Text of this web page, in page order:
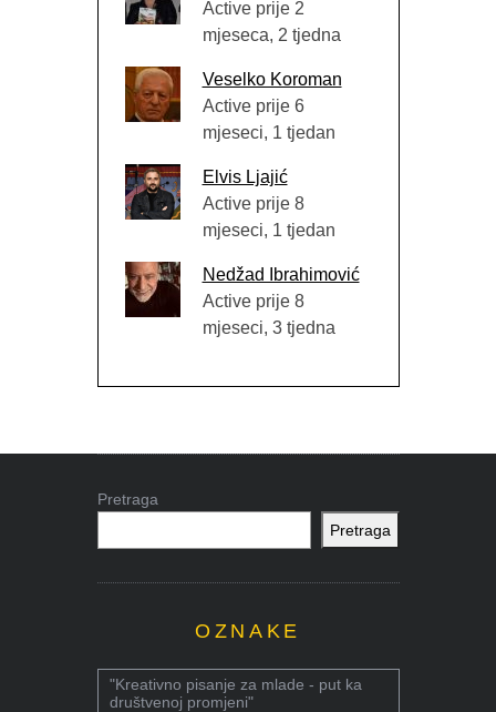
Active prije 2
mjeseca, 2 tjedna
Veselko Koroman
Active prije 6
mjeseci, 1 tjedan
Elvis Ljajić
Active prije 8
mjeseci, 1 tjedan
Nedžad Ibrahimović
Active prije 8
mjeseci, 3 tjedna
Pretraga
Pretraga
OZNAKE
"Kreativno pisanje za mlade - put ka
društvenoj promjeni"